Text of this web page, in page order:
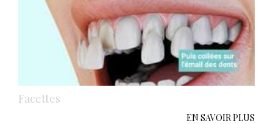
Facettes
EN SAVOIR PLUS